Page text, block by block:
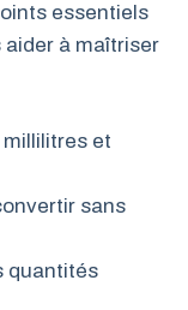
essentiels
aider à maîtriser
et
sans
quantités